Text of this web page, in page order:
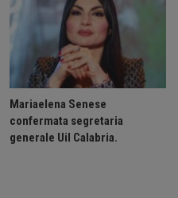
Mariaelena Senese
confermata segretaria
generale Uil Calabria.